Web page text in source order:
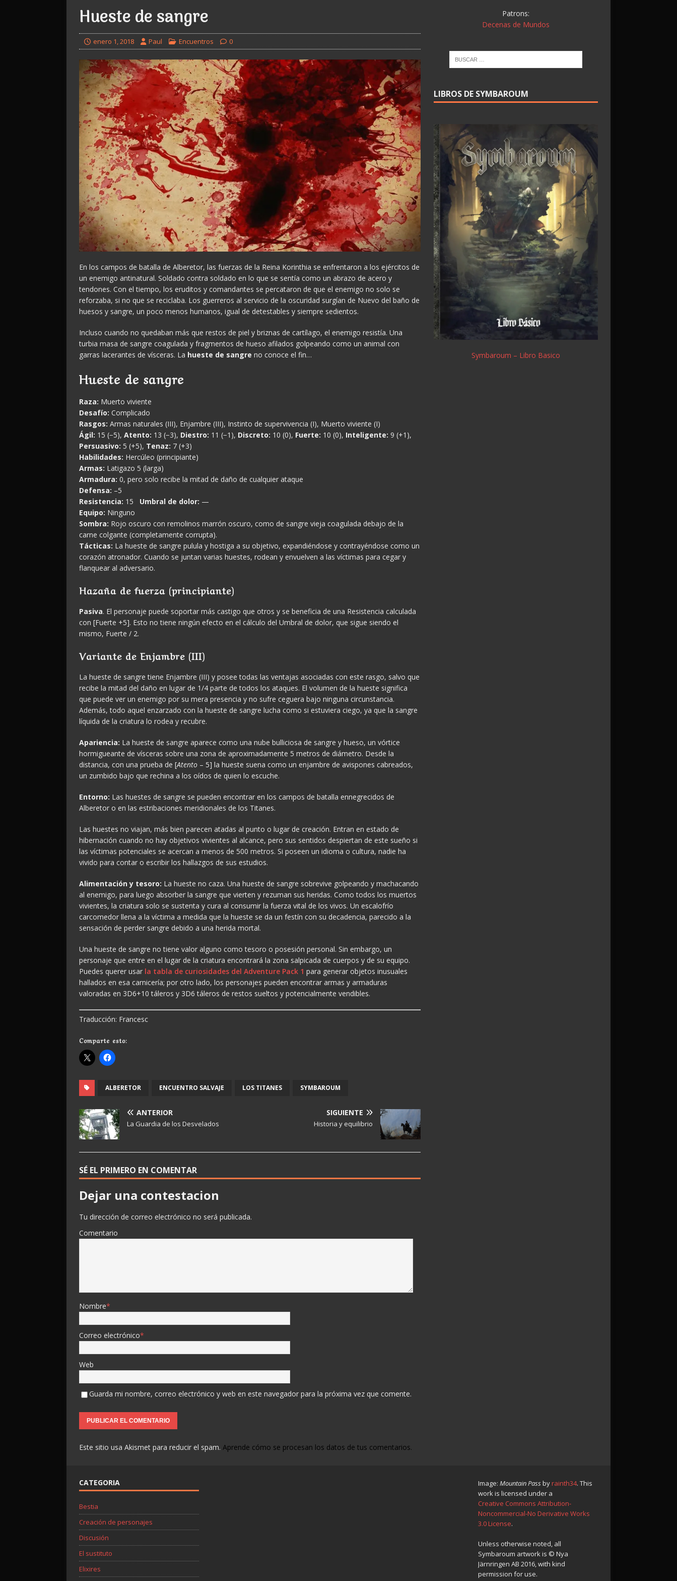
Hueste de sangre
enero 1, 2018 Paul Encuentros 0
En los campos de batalla de Alberetor, las fuerzas de la Reina Korinthia se enfrentaron a los ejércitos de
un enemigo antinatural. Soldado contra soldado en lo que se sentía como un abrazo de acero y
tendones. Con el tiempo, los eruditos y comandantes se percataron de que el enemigo no solo se
reforzaba, si no que se reciclaba. Los guerreros al servicio de la oscuridad surgían de Nuevo del baño de
huesos y sangre, un poco menos humanos, igual de detestables y siempre sedientos.
Incluso cuando no quedaban más que restos de piel y briznas de cartílago, el enemigo resistía. Una
turbia masa de sangre coagulada y fragmentos de hueso afilados golpeando como un animal con
garras lacerantes de vísceras. La hueste de sangre no conoce el fin…
Hueste de sangre
Raza: Muerto viviente
Desafío: Complicado
Rasgos: Armas naturales (III), Enjambre (III), Instinto de supervivencia (I), Muerto viviente (I)
Ágil: 15 (−5), Atento: 13 (−3), Diestro: 11 (−1), Discreto: 10 (0), Fuerte: 10 (0), Inteligente: 9 (+1),
Persuasivo: 5 (+5), Tenaz: 7 (+3)
Habilidades: Hercúleo (principiante)
Armas: Latigazo 5 (larga)
Armadura: 0, pero solo recibe la mitad de daño de cualquier ataque
Defensa: –5
Resistencia: 15 Umbral de dolor: —
Equipo: Ninguno
Sombra: Rojo oscuro con remolinos marrón oscuro, como de sangre vieja coagulada debajo de la
carne colgante (completamente corrupta).
Tácticas: La hueste de sangre pulula y hostiga a su objetivo, expandiéndose y contrayéndose como un
corazón atronador. Cuando se juntan varias huestes, rodean y envuelven a las víctimas para cegar y
flanquear al adversario.
Hazaña de fuerza (principiante)
Pasiva. El personaje puede soportar más castigo que otros y se beneficia de una Resistencia calculada
con [Fuerte +5]. Esto no tiene ningún efecto en el cálculo del Umbral de dolor, que sigue siendo el
mismo, Fuerte / 2.
Variante de Enjambre (III)
La hueste de sangre tiene Enjambre (III) y posee todas las ventajas asociadas con este rasgo, salvo que
recibe la mitad del daño en lugar de 1/4 parte de todos los ataques. El volumen de la hueste significa
que puede ver un enemigo por su mera presencia y no sufre ceguera bajo ninguna circunstancia.
Además, todo aquel enzarzado con la hueste de sangre lucha como si estuviera ciego, ya que la sangre
líquida de la criatura lo rodea y recubre.
Apariencia: La hueste de sangre aparece como una nube bulliciosa de sangre y hueso, un vórtice
hormigueante de vísceras sobre una zona de aproximadamente 5 metros de diámetro. Desde la
distancia, con una prueba de [Atento – 5] la hueste suena como un enjambre de avispones cabreados,
un zumbido bajo que rechina a los oídos de quien lo escuche.
Entorno: Las huestes de sangre se pueden encontrar en los campos de batalla ennegrecidos de
Alberetor o en las estribaciones meridionales de los Titanes.
Las huestes no viajan, más bien parecen atadas al punto o lugar de creación. Entran en estado de
hibernación cuando no hay objetivos vivientes al alcance, pero sus sentidos despiertan de este sueño si
las víctimas potenciales se acercan a menos de 500 metros. Si poseen un idioma o cultura, nadie ha
vivido para contar o escribir los hallazgos de sus estudios.
Alimentación y tesoro: La hueste no caza. Una hueste de sangre sobrevive golpeando y machacando
al enemigo, para luego absorber la sangre que vierten y rezuman sus heridas. Como todos los muertos
vivientes, la criatura solo se sustenta y cura al consumir la fuerza vital de los vivos. Un escalofrío
carcomedor llena a la víctima a medida que la hueste se da un festín con su decadencia, parecido a la
sensación de perder sangre debido a una herida mortal.
Una hueste de sangre no tiene valor alguno como tesoro o posesión personal. Sin embargo, un
personaje que entre en el lugar de la criatura encontrará la zona salpicada de cuerpos y de su equipo.
Puedes querer usar la tabla de curiosidades del Adventure Pack 1 para generar objetos inusuales
hallados en esa carnicería; por otro lado, los personajes pueden encontrar armas y armaduras
valoradas en 3D6+10 táleros y 3D6 táleros de restos sueltos y potencialmente vendibles.
Traducción: Francesc
Comparte esto:
ALBERETOR ENCUENTRO SALVAJE LOS TITANES SYMBAROUM
ANTERIOR
La Guardia de los Desvelados
SIGUIENTE
Historia y equilibrio
SÉ EL PRIMERO EN COMENTAR
Dejar una contestacion
Tu dirección de correo electrónico no será publicada.
Comentario
Nombre*
Correo electrónico*
Web
Guarda mi nombre, correo electrónico y web en este navegador para la próxima vez que comente.
Este sitio usa Akismet para reducir el spam. Aprende cómo se procesan los datos de tus comentarios.
Patrons:
Decenas de Mundos
LIBROS DE SYMBAROUM
Symbaroum – Libro Basico
CATEGORIA
Bestia
Creación de personajes
Discusión
El sustituto
Elixires
Image: Mountain Passbyrainth34. This
work is licensed under a
Creative Commons Attribution-
Noncommercial-No Derivative Works
3.0 License.
Unless otherwise noted, all
Symbaroum artwork is © Nya
Järnringen AB 2016, with kind
permission for use.